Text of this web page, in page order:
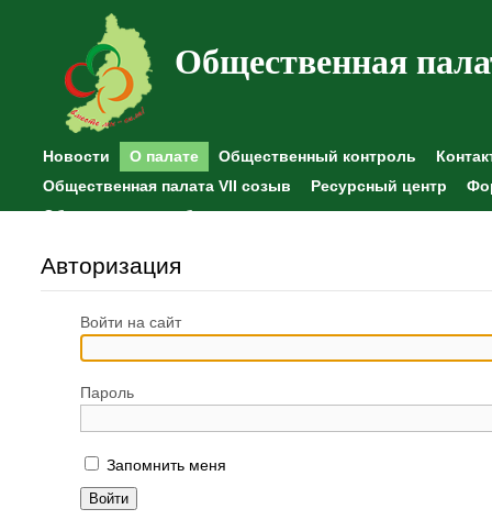
Общественная
Новости О палате Общественный контроль
Общественная палата VII созыв
Ресурсный центр
Общественные наблюдения
Авторизация
Войти на сайт
Пароль
Запомнить меня